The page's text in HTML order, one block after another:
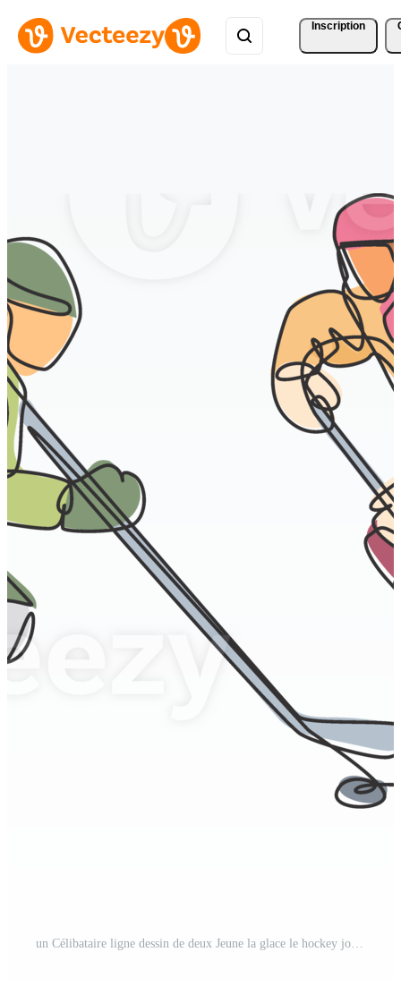
Inscription